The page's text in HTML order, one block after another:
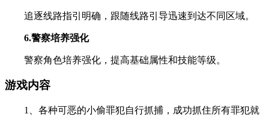
追逐线路指引明确，跟随线路引导迅速到达不同区域。
6.警察培养强化
警察角色培养强化，提高基础属性和技能等级。
游戏内容
1、各种可恶的小偷罪犯自行抓捕，成功抓住所有罪犯就